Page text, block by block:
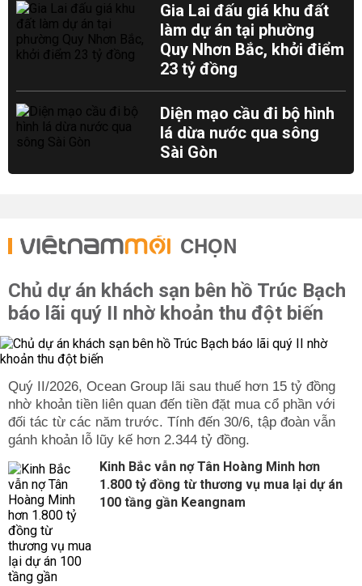
Gia Lai đấu giá khu đất
làm dự án tại phường
Quy Nhơn Bắc, khởi điểm
23 tỷ đồng
Diện mạo cầu đi bộ hình
lá dừa nước qua sông
Sài Gòn
CHỌN
Chủ dự án khách sạn bên hồ Trúc Bạch
báo lãi quý II nhờ khoản thu đột biến
Quý II/2026, Ocean Group lãi sau thuế hơn 15 tỷ đồng
nhờ khoản tiền liên quan đến tiền đặt mua cổ phần với
đối tác từ các năm trước. Tính đến 30/6, tập đoàn vẫn
gánh khoản lỗ lũy kế hơn 2.344 tỷ đồng.
Kinh Bắc vẫn nợ Tân Hoàng Minh hơn
1.800 tỷ đồng từ thương vụ mua lại dự án
100 tầng gần Keangnam